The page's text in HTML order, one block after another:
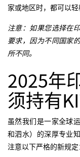
家或地区时，都可以轻
注意：如果您选择在
要求，因为不同国家
所不同。
2025年
须持有
虽然我们是一家全球
和泗水）的深厚专业
注意以下严格的新规定